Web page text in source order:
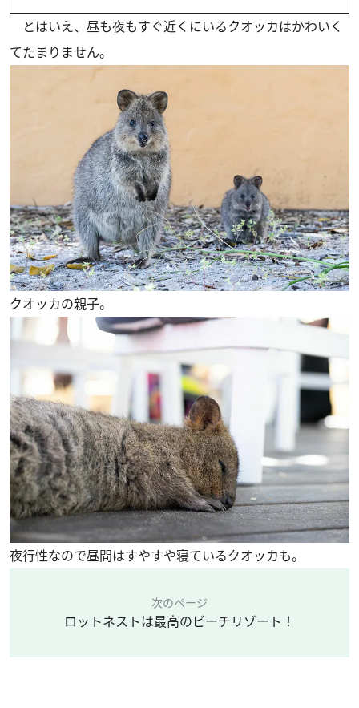
とはいえ、昼も夜もすぐ近くにいるクオッカはかわいく
てたまりません。
クオッカの親子。
夜行性なので昼間はすやすや寝ているクオッカも。
次のページ
ロットネストは最高のビーチリゾート！